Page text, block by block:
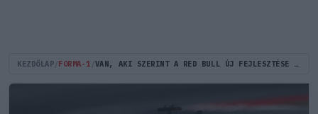
KEZDŐLAP FORMA-1 VAN, AKI SZERINT A RED BULL ÚJ FEJLESZTÉSE ÓRIÁSI UGRÁST EREDMÉNYEZHET A TABELLÁN